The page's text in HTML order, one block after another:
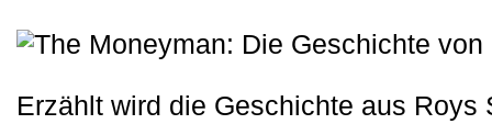
Erzählt wird die Geschichte aus